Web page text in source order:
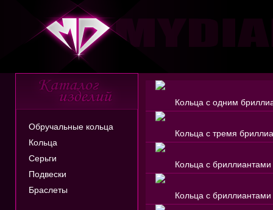
Обручальные кольца
Кольца
Серьги
Подвески
Браслеты
Кольца с одним
Кольца с тремя
Кольца с бриллиантами
Кольца с